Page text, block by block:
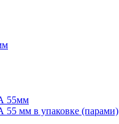
55мм
мм в упаковке (парами)